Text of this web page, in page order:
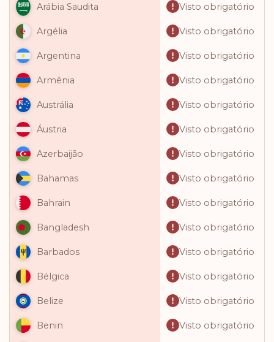
Arábia Saudita Visto obrigatório
Argélia Visto obrigatório
Argentina Visto obrigatório
Armênia Visto obrigatório
Austrália Visto obrigatório
Áustria Visto obrigatório
Azerbaijão Visto obrigatório
Bahamas Visto obrigatório
Bahrain Visto obrigatório
Bangladesh Visto obrigatório
Barbados Visto obrigatório
Bélgica Visto obrigatório
Belize Visto obrigatório
Benin Visto obrigatório